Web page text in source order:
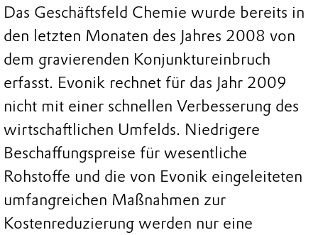
Das Geschäftsfeld Chemie wurde bereits in
den letzten Monaten des Jahres 2008 von
dem gravierenden Konjunktureinbruch
erfasst. Evonik rechnet für das Jahr 2009
nicht mit einer schnellen Verbesserung des
wirtschaftlichen Umfelds. Niedrigere
Beschaffungspreise für wesentliche
Rohstoffe und die von Evonik eingeleiteten
umfangreichen Maßnahmen zur
Kostenreduzierung werden nur eine